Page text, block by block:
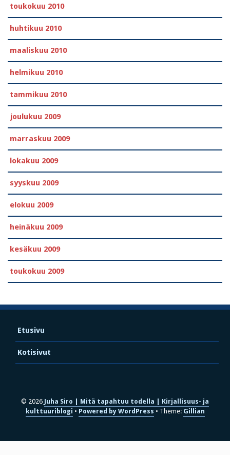
toukokuu 2010
huhtikuu 2010
maaliskuu 2010
helmikuu 2010
tammikuu 2010
joulukuu 2009
marraskuu 2009
lokakuu 2009
syyskuu 2009
elokuu 2009
heinäkuu 2009
kesäkuu 2009
toukokuu 2009
Etusivu
Kotisivut
© 2026 Juha Siro | Mitä tapahtuu todella | Kirjallisuus- ja
kulttuuriblogi
Powered by WordPress Theme: Gillian